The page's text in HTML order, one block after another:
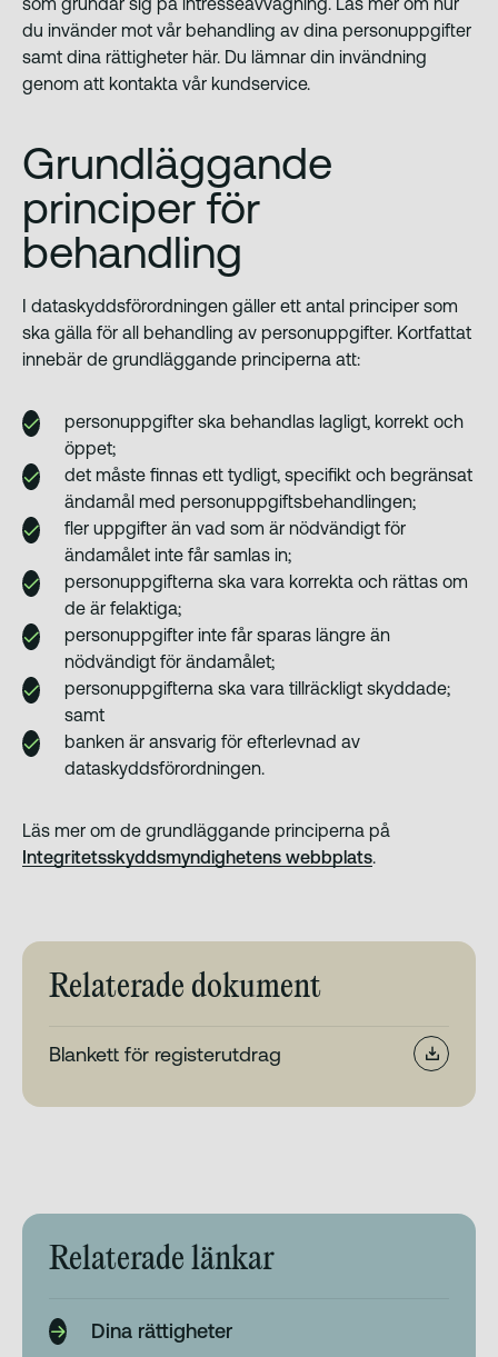
du invänder mot vår behandling av dina personuppgifter
samt dina rättigheter här. Du lämnar din invändning
genom att kontakta vår kundservice.
Grundläggande
principer för
behandling
I dataskyddsförordningen gäller ett antal principer som
ska gälla för all behandling av personuppgifter. Kortfattat
innebär de grundläggande principerna att:
personuppgifter ska behandlas lagligt, korrekt och
öppet;
det måste finnas ett tydligt, specifikt och begränsat
ändamål med personuppgiftsbehandlingen;
fler uppgifter än vad som är nödvändigt för
ändamålet inte får samlas in;
personuppgifterna ska vara korrekta och rättas om
de är felaktiga;
personuppgifter inte får sparas längre än
nödvändigt för ändamålet;
personuppgifterna ska vara tillräckligt skyddade;
samt
banken är ansvarig för efterlevnad av
dataskyddsförordningen.
Läs mer om de grundläggande principerna på
Integritetsskyddsmyndighetens webbplats.
Relaterade dokument
Blankett för registerutdrag
Relaterade länkar
Dina rättigheter